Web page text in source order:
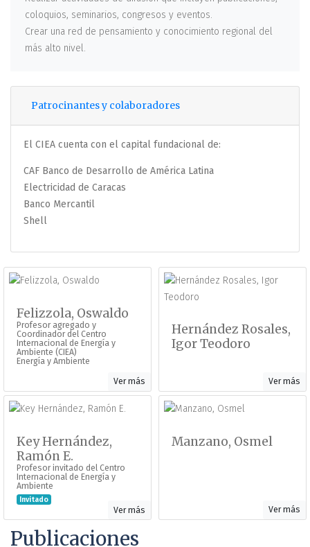
coloquios, seminarios, congresos y eventos.
Crear una red de pensamiento y conocimiento regional del
más alto nivel.
Patrocinantes y colaboradores
El CIEA cuenta con el capital fundacional de:
CAF Banco de Desarrollo de América Latina
Electricidad de Caracas
Banco Mercantil
Shell
Felizzola, Oswaldo
Profesor agregado y
Coordinador del Centro
Internacional de Energía y
Ambiente (CIEA)
Energía y Ambiente
Ver más
Hernández Rosales,
Igor Teodoro
Ver más
Key Hernández,
Ramón E.
Profesor invitado del Centro
Internacional de Energía y
Ambiente
Invitado
Ver más
Manzano, Osmel
Ver más
Publicaciones